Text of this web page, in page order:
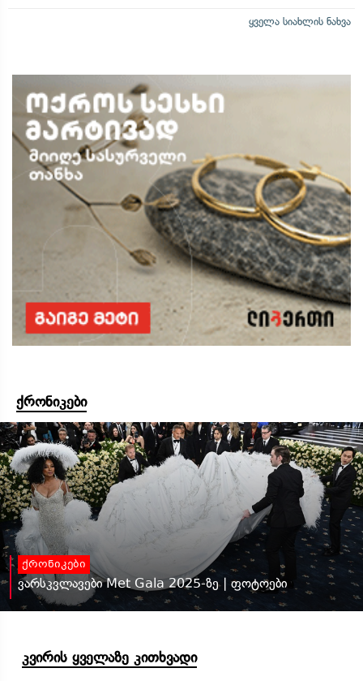
ყველა სიახლის ნახვა
ქრონიკები
ქრონიკები
ვარსკვლავები Met Gala 2025-ზე | ფოტოები
კვირის ყველაზე კითხვადი